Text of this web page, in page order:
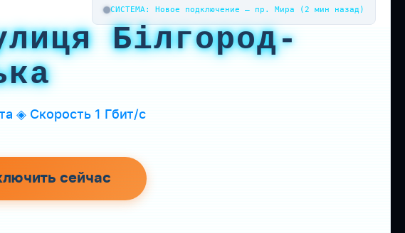
СИСТЕМА: Новое подключение — пр. Мира (2 мин назад)
Білгород-
◈ Скорость 1 Гбит/с
сейчас